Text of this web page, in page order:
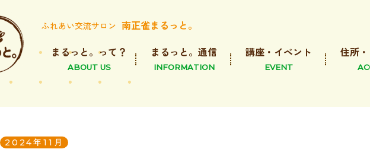
ふれあい交流サロン 南正雀まるっと。
まるっと。って？
ABOUT US
まるっと。通信
INFORMATION
講座・イベント
EVENT
住所
2024年11月